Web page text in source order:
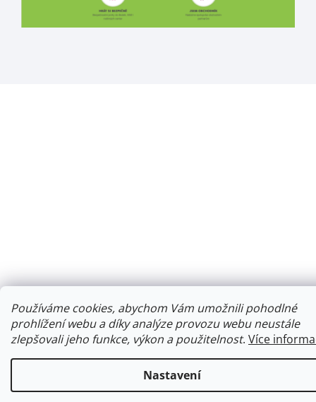
Používáme cookies, abychom Vám umožnili pohodlné
prohlížení webu a díky analýze provozu webu neustále
zlepšovali jeho funkce, výkon a použitelnost. Více
Nastavení